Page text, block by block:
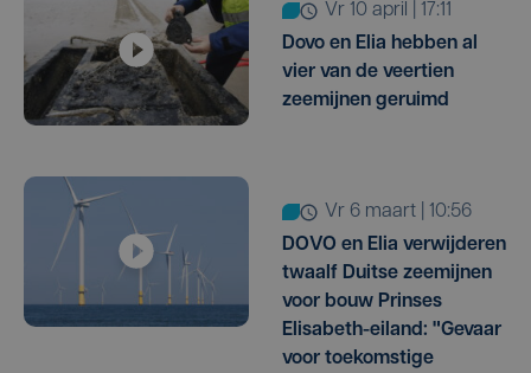
vr 10 april | 17:11
Dovo en Elia hebben al
vier van de veertien
zeemijnen geruimd
vr 6 maart | 10:56
DOVO en Elia verwijderen
twaalf Duitse zeemijnen
voor bouw Prinses
Elisabeth-eiland: "Gevaar
voor toekomstige